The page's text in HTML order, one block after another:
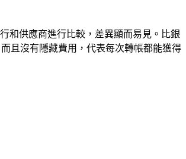
和供應商進行比較，差異顯而易見。比銀
且沒有隱藏費用，代表每次轉帳都能獲得